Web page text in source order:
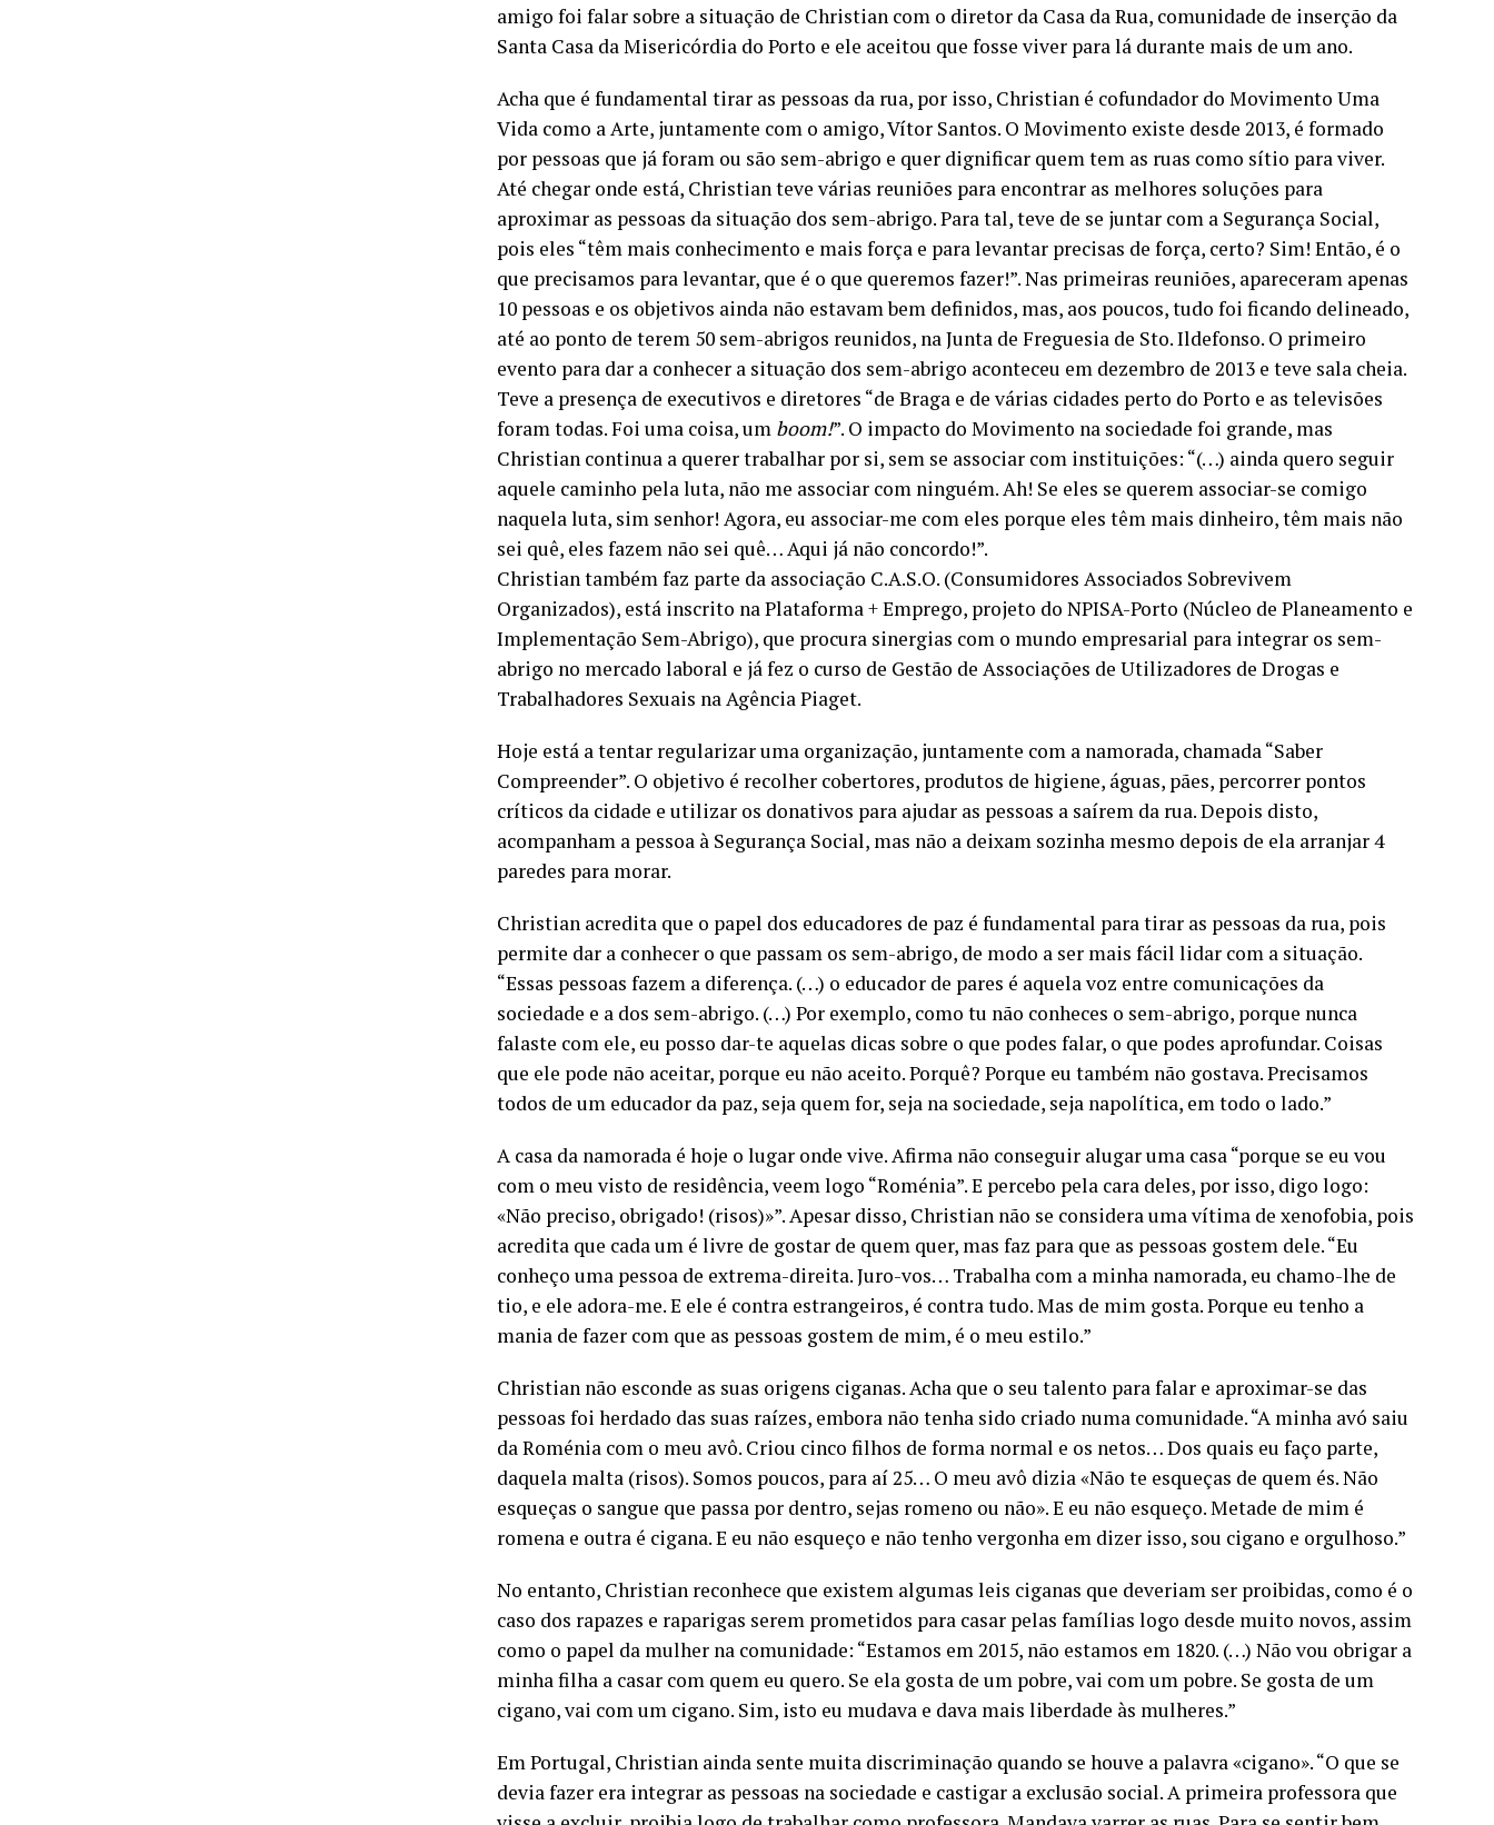
amigo foi falar sobre a situação de Christian com o diretor da Casa da Rua, comunidade de inserção da
Santa Casa da Misericórdia do Porto e ele aceitou que fosse viver para lá durante mais de um ano.
Acha que é fundamental tirar as pessoas da rua, por isso, Christian é cofundador do Movimento Uma
Vida como a Arte, juntamente com o amigo, Vítor Santos. O Movimento existe desde 2013, é formado
por pessoas que já foram ou são sem-abrigo e quer dignificar quem tem as ruas como sítio para viver.
Até chegar onde está, Christian teve várias reuniões para encontrar as melhores soluções para
aproximar as pessoas da situação dos sem-abrigo. Para tal, teve de se juntar com a Segurança Social,
pois eles “têm mais conhecimento e mais força e para levantar precisas de força, certo? Sim! Então, é o
que precisamos para levantar, que é o que queremos fazer!”. Nas primeiras reuniões, apareceram apenas
10 pessoas e os objetivos ainda não estavam bem definidos, mas, aos poucos, tudo foi ficando delineado,
até ao ponto de terem 50 sem-abrigos reunidos, na Junta de Freguesia de Sto. Ildefonso. O primeiro
evento para dar a conhecer a situação dos sem-abrigo aconteceu em dezembro de 2013 e teve sala cheia.
Teve a presença de executivos e diretores “de Braga e de várias cidades perto do Porto e as televisões
foram todas. Foi uma coisa, um boom!”. O impacto do Movimento na sociedade foi grande, mas
Christian continua a querer trabalhar por si, sem se associar com instituições: “(…) ainda quero seguir
aquele caminho pela luta, não me associar com ninguém. Ah! Se eles se querem associar-se comigo
naquela luta, sim senhor! Agora, eu associar-me com eles porque eles têm mais dinheiro, têm mais não
sei quê, eles fazem não sei quê… Aqui já não concordo!”.
Christian também faz parte da associação C.A.S.O. (Consumidores Associados Sobrevivem
Organizados), está inscrito na Plataforma + Emprego, projeto do NPISA-Porto (Núcleo de Planeamento e
Implementação Sem-Abrigo), que procura sinergias com o mundo empresarial para integrar os sem-
abrigo no mercado laboral e já fez o curso de Gestão de Associações de Utilizadores de Drogas e
Trabalhadores Sexuais na Agência Piaget.
Hoje está a tentar regularizar uma organização, juntamente com a namorada, chamada “Saber
Compreender”. O objetivo é recolher cobertores, produtos de higiene, águas, pães, percorrer pontos
críticos da cidade e utilizar os donativos para ajudar as pessoas a saírem da rua. Depois disto,
acompanham a pessoa à Segurança Social, mas não a deixam sozinha mesmo depois de ela arranjar 4
paredes para morar.
Christian acredita que o papel dos educadores de paz é fundamental para tirar as pessoas da rua, pois
permite dar a conhecer o que passam os sem-abrigo, de modo a ser mais fácil lidar com a situação.
“Essas pessoas fazem a diferença. (…) o educador de pares é aquela voz entre comunicações da
sociedade e a dos sem-abrigo. (…) Por exemplo, como tu não conheces o sem-abrigo, porque nunca
falaste com ele, eu posso dar-te aquelas dicas sobre o que podes falar, o que podes aprofundar. Coisas
que ele pode não aceitar, porque eu não aceito. Porquê? Porque eu também não gostava. Precisamos
todos de um educador da paz, seja quem for, seja na sociedade, seja napolítica, em todo o lado.”
A casa da namorada é hoje o lugar onde vive. Afirma não conseguir alugar uma casa “porque se eu vou
com o meu visto de residência, veem logo “Roménia”. E percebo pela cara deles, por isso, digo logo:
«Não preciso, obrigado! (risos)»”. Apesar disso, Christian não se considera uma vítima de xenofobia, pois
acredita que cada um é livre de gostar de quem quer, mas faz para que as pessoas gostem dele. “Eu
conheço uma pessoa de extrema-direita. Juro-vos… Trabalha com a minha namorada, eu chamo-lhe de
tio, e ele adora-me. E ele é contra estrangeiros, é contra tudo. Mas de mim gosta. Porque eu tenho a
mania de fazer com que as pessoas gostem de mim, é o meu estilo.”
Christian não esconde as suas origens ciganas. Acha que o seu talento para falar e aproximar-se das
pessoas foi herdado das suas raízes, embora não tenha sido criado numa comunidade. “A minha avó saiu
da Roménia com o meu avô. Criou cinco filhos de forma normal e os netos… Dos quais eu faço parte,
daquela malta (risos). Somos poucos, para aí 25… O meu avô dizia «Não te esqueças de quem és. Não
esqueças o sangue que passa por dentro, sejas romeno ou não». E eu não esqueço. Metade de mim é
romena e outra é cigana. E eu não esqueço e não tenho vergonha em dizer isso, sou cigano e orgulhoso.”
No entanto, Christian reconhece que existem algumas leis ciganas que deveriam ser proibidas, como é o
caso dos rapazes e raparigas serem prometidos para casar pelas famílias logo desde muito novos, assim
como o papel da mulher na comunidade: “Estamos em 2015, não estamos em 1820. (…) Não vou obrigar a
minha filha a casar com quem eu quero. Se ela gosta de um pobre, vai com um pobre. Se gosta de um
cigano, vai com um cigano. Sim, isto eu mudava e dava mais liberdade às mulheres.”
Em Portugal, Christian ainda sente muita discriminação quando se houve a palavra «cigano». “O que se
devia fazer era integrar as pessoas na sociedade e castigar a exclusão social. A primeira professora que